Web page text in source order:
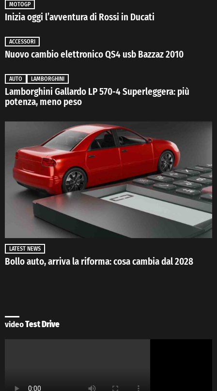
MOTOGP
Inizia oggi l’avventura di Rossi in Ducati
ACCESSORI
Nuovo cambio elettronico QS4 usb Bazzaz 2010
AUTO LAMBORGHINI
Lamborghini Gallardo LP 570-4 Superleggera: più
potenza, meno peso
LATEST NEWS
Bollo auto, arriva la riforma: cosa cambia dal 2028
videoTest Drive